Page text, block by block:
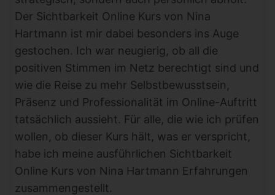
Der Sichtbarkeit Online Kurs von Nina
Hartmann ist mir dabei besonders ins Auge
gestochen. Ich war neugierig, ob all die
positiven Stimmen im Netz berechtigt sind und
wie die Reise zu mehr Selbstbewusstsein,
Präsenz und Professionalität im Online-Auftritt
tatsächlich aussieht. Für alle, die wie ich prüfen
wollen, ob dieser Kurs hält, was er verspricht,
habe ich meine ausführlichen Sichtbarkeit
Online Kurs von Nina Hartmann Erfahrungen
zusammengestellt.